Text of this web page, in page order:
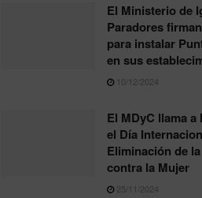
El Ministerio de
Paradores
para instalar
en sus
10/12/2024
El MDyC llama a
el Día
Eliminación de
contra la Mujer
25/11/2024